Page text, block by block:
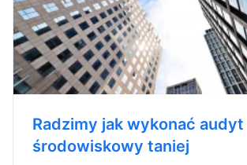
Radzimy jak wykonać audyt
środowiskowy taniej